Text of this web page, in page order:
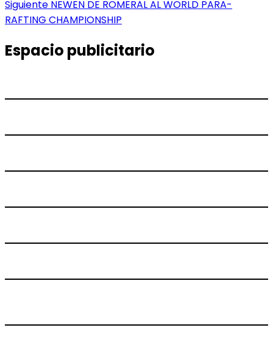
de
anterior:
Siguiente Entrada
siguiente:
NEWEN DE ROMERAL AL WORLD PARA-
RAFTING CHAMPIONSHIP
Espacio publicitario